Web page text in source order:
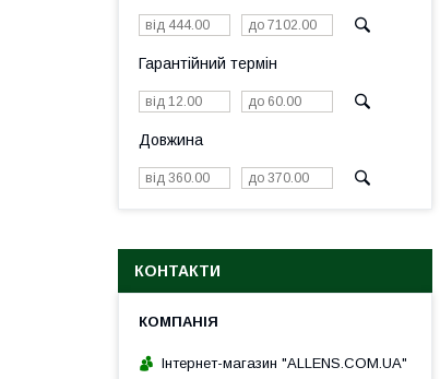
Гарантійний термін
Довжина
КОНТАКТИ
Інтернет-магазин "ALLENS.COM.UA"